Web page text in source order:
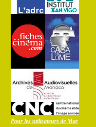
Pour les utilisateurs de Mac